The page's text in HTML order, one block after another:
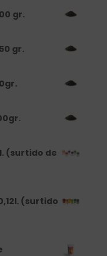
gr.
gr.
(surtido de
(surtido